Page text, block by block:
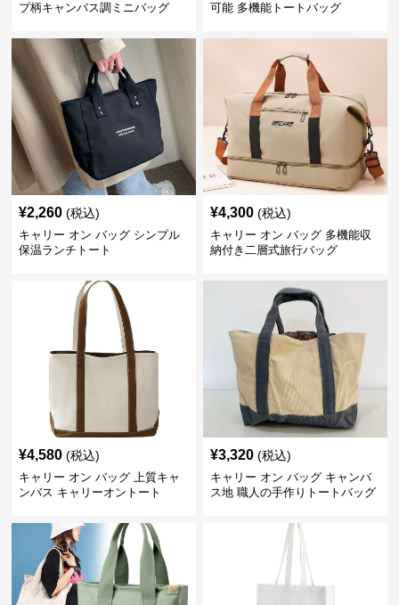
プ柄キャンバス調ミニバッグ
可能 多機能トートバッグ
¥2,260 (税込)
キャリー オン バッグ シンプル
保温ランチトート
¥4,300 (税込)
キャリー オン バッグ 多機能収
納付き二層式旅行バッグ
¥4,580 (税込)
キャリー オン バッグ 上質キャ
ンバス キャリーオントート
¥3,320 (税込)
キャリー オン バッグ キャンバ
ス地 職人の手作りトートバッグ